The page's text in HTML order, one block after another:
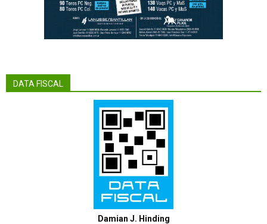
DATA FISCAL
Damian J. Hinding